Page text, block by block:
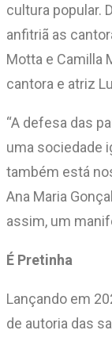
cultura popular.
anfitriã as
Motta e Camilla
cantora e atriz
“A defesa das
uma sociedade
também está
Ana Maria
assim, um
É Pretinha
Lançando em
de autoria das